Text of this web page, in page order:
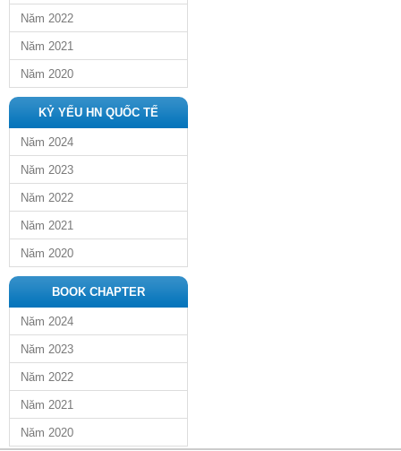
Năm 2022
Năm 2021
Năm 2020
KỶ YẾU HN QUỐC TẾ
Năm 2024
Năm 2023
Năm 2022
Năm 2021
Năm 2020
BOOK CHAPTER
Năm 2024
Năm 2023
Năm 2022
Năm 2021
Năm 2020